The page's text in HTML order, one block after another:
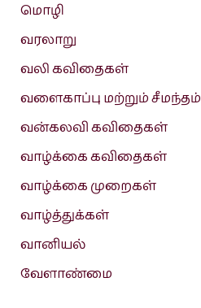
மொழி
வரலாறு
வலி கவிதைகள்
வளைகாப்பு மற்றும் சீமந்தம்
வன்கலவி கவிதைகள்
வாழ்க்கை கவிதைகள்
வாழ்க்கை முறைகள்
வாழ்த்துக்கள்
வானியல்
வேளாண்மை